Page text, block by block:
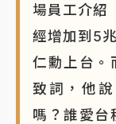
場員工介紹
經增加到5
仁勳上台。
致詞，他
嗎？誰愛台